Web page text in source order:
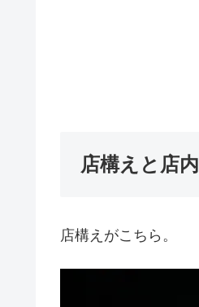
店構えと店内
店構えがこちら。